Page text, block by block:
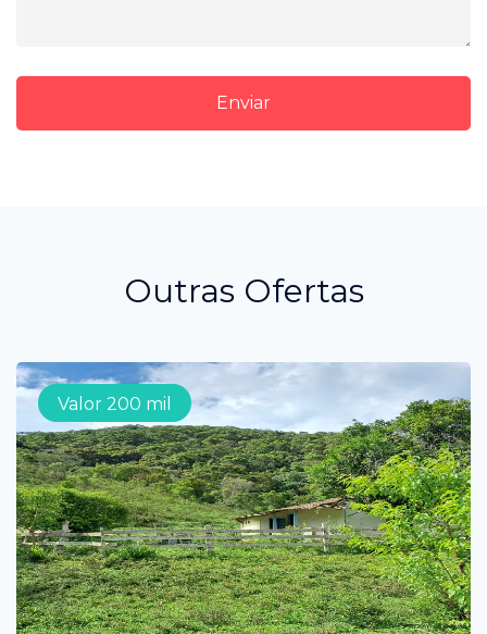
Enviar
Outras Ofertas
Valor 200 mil